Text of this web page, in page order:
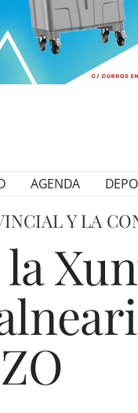
AGENDA
Y LA